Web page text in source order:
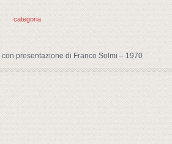
categoria
con presentazione di Franco Solmi – 1970